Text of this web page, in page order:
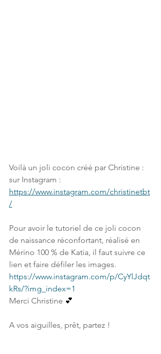
Voilà un joli cocon créé par Christine :
sur Instagram :
https://www.instagram.com/christinetbt
/
Pour avoir le tutoriel de ce joli cocon
de naissance réconfortant, réalisé en
Mérino 100 % de Katia, il faut suivre ce
lien et faire défiler les images.
https://www.instagram.com/p/CyYlJdqt
kRs/?img_index=1
Merci Christine 💕
A vos aiguilles, prêt, partez !